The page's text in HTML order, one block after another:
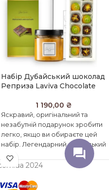
Набір Дубайський шоколад
Реприза Laviva Chocolate
1 190,00 ₴
Яскравий, оригінальний та
незабутній подарунок зробити
легко, якщо ви обираєте цей
набір. Легендарний дубайський
шоколад, що неймовірно
хрумтить, має яскравий
2024